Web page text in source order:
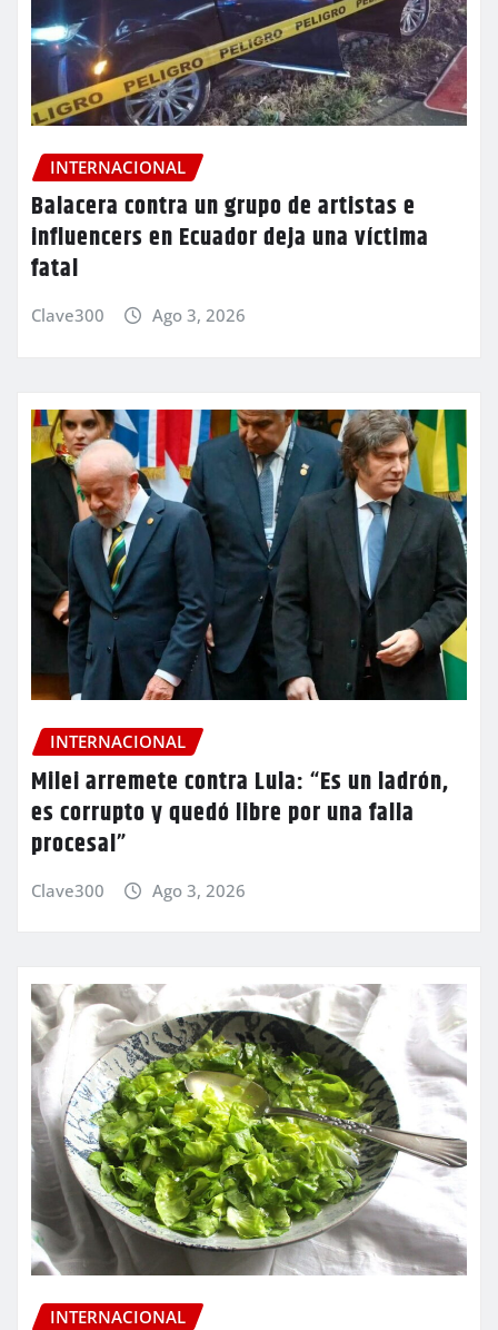
INTERNACIONAL
Balacera contra un grupo de artistas e
influencers en Ecuador deja una víctima
fatal
Clave300 Ago 3, 2026
INTERNACIONAL
Milei arremete contra Lula: “Es un ladrón,
es corrupto y quedó libre por una falla
procesal”
Clave300 Ago 3, 2026
INTERNACIONAL